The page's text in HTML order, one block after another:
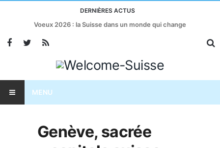
DERNIÈRES ACTUS
Voeux 2026 : la Suisse dans un monde qui change
MENU
Genève, sacrée